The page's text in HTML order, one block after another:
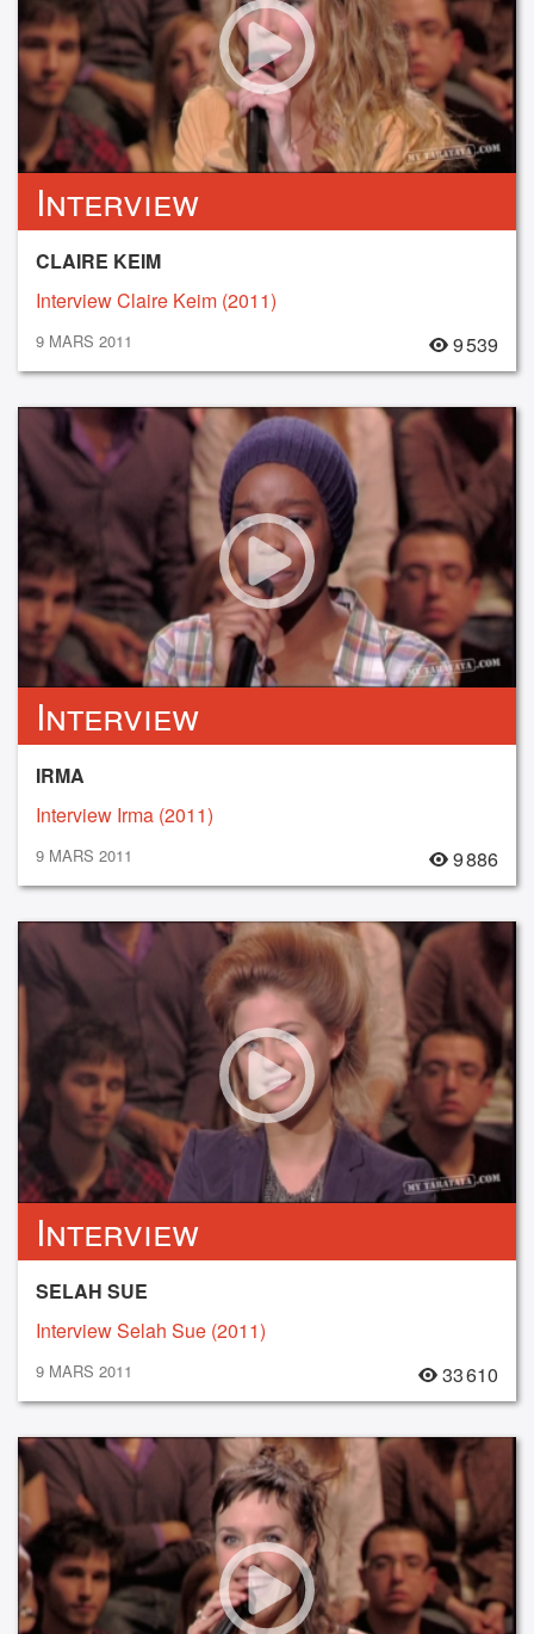
Interview
CLAIRE KEIM
Interview Claire Keim (2011)
9 MARS 2011 9 539
Interview
IRMA
Interview Irma (2011)
9 MARS 2011 9 886
Interview
SELAH SUE
Interview Selah Sue (2011)
9 MARS 2011 33 610